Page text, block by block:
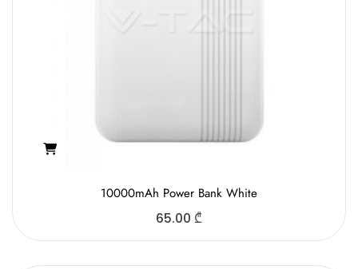
10000mAh Power Bank White
65.00 ₾